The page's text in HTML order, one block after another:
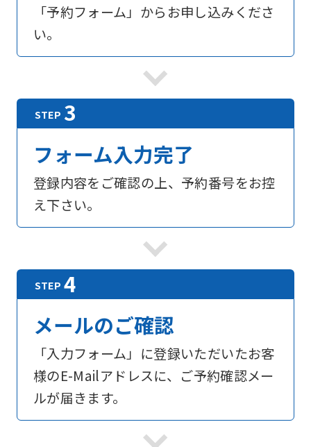
「予約フォーム」からお申し込みくださ
い。
フォーム入力完了
登録内容をご確認の上、予約番号をお控
え下さい。
メールのご確認
「入力フォーム」に登録いただいたお客
様のE-Mailアドレスに、ご予約確認メー
ルが届きます。
For